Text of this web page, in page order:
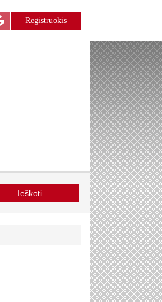
Registruokis